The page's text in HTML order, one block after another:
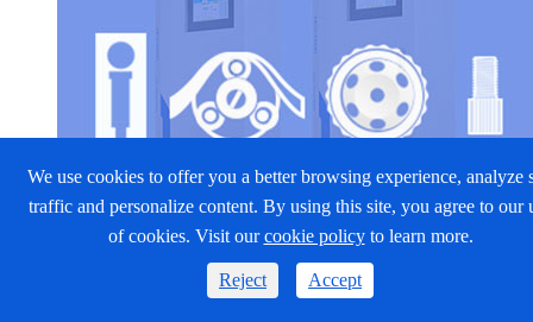
We use cookies to offer you a better browsing experience, analyze
traffic and personalize content. By using this site, you agree to our
of cookies. Visit ourcookie policyto learn more.
Reject Accept